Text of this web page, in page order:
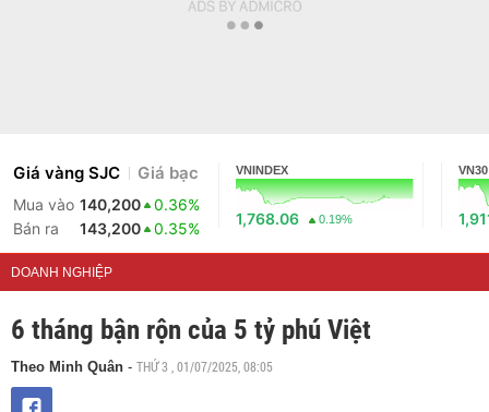
Giá vàng SJC Giá bạc
Mua vào 140,200
0.36%
Bán ra
143,200 0.35%
VNINDEX
1,768.06 0.19%
VN30
DOANH NGHIỆP
6 tháng bận rộn của 5 tỷ phú Việt
Theo Minh Quân - THỨ 3 , 01/07/2025, 08:05